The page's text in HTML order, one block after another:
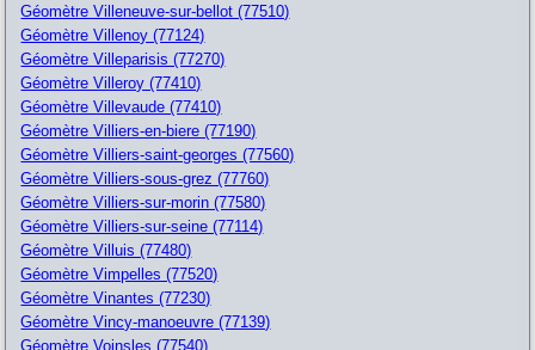
Géomètre Villeneuve-sur-bellot (77510)
Géomètre Villenoy (77124)
Géomètre Villeparisis (77270)
Géomètre Villeroy (77410)
Géomètre Villevaude (77410)
Géomètre Villiers-en-biere (77190)
Géomètre Villiers-saint-georges (77560)
Géomètre Villiers-sous-grez (77760)
Géomètre Villiers-sur-morin (77580)
Géomètre Villiers-sur-seine (77114)
Géomètre Villuis (77480)
Géomètre Vimpelles (77520)
Géomètre Vinantes (77230)
Géomètre Vincy-manoeuvre (77139)
Géomètre Voinsles (77540)